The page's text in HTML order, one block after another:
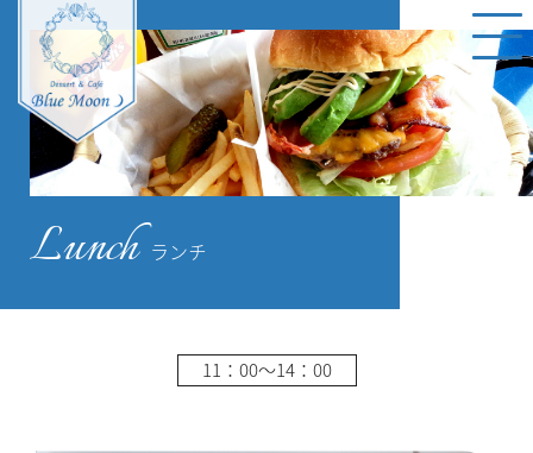
Lunch ランチ
11：00～14：00